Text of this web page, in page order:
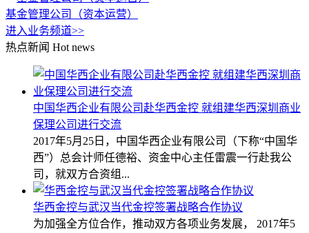
基金管理公司（资本运营）
进入业务频道>>
热点新闻 Hot news
中国华西企业有限公司赴华西金控 就组建华西深圳商业
保理公司进行交流
2017年5月25日，中国华西企业有限公司（下称“中国华
西”）总会计师任德裕、资金中心主任雷震一行赴我公
司，就双方合资组...
华西金控与武汉当代金控签署战略合作协议
为加强全方位合作，推动双方各项业务发展， 2017年5